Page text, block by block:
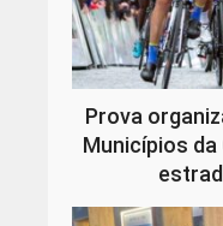
Prova
Municípios da